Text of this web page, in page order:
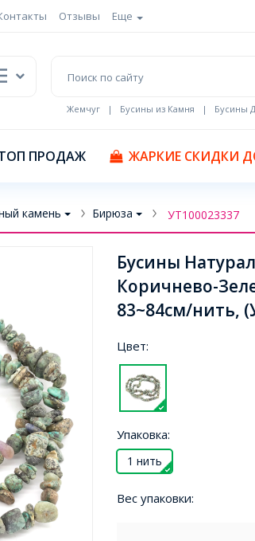
Отзывы Еще
Жемчуг | Бусины из Камня | Бусины
ПРОДАЖ ЖАРКИЕ СКИДКИ
камень Бирюза УТ100023337
Бусины
Коричнево-
83~84см/нить,
Цвет:
Упаковка:
1 нить
Вес упаковки: